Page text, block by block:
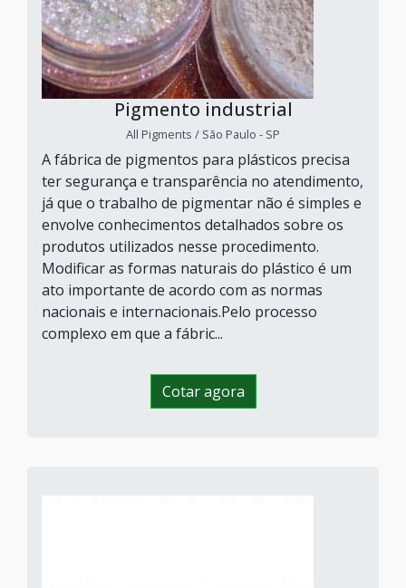
Pigmento industrial
All Pigments / São Paulo - SP
A fábrica de pigmentos para plásticos precisa
ter segurança e transparência no atendimento,
já que o trabalho de pigmentar não é simples e
envolve conhecimentos detalhados sobre os
produtos utilizados nesse procedimento.
Modificar as formas naturais do plástico é um
ato importante de acordo com as normas
nacionais e internacionais.Pelo processo
complexo em que a fábric...
Cotar agora